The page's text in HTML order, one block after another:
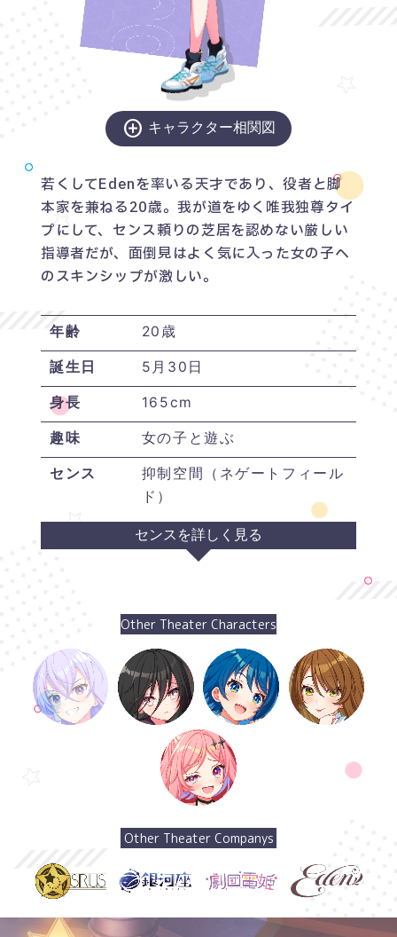
ABOUT
CHARACTER
PRODUCT RADIO COMIC
ANIME
NEWS STORY
CHARACTER
STAFF/CAST
ONAIR MOVIE SPECIAL
add_circle キャラクター相関図
若くしてEdenを率いる天才であり、役者と脚
本家を兼ねる20歳。我が道をゆく唯我独尊タイ
プにして、センス頼りの芝居を認めない厳しい
指導者だが、面倒見はよく気に入った女の子へ
のスキンシップが激しい。
年齢 20歳
誕生日 5月30日
身長 165cm
趣味 女の子と遊ぶ
センス
抑制空間（ネゲートフィール
ド）
センスを詳しく見る
Other Theater Characters
Other Theater Companys